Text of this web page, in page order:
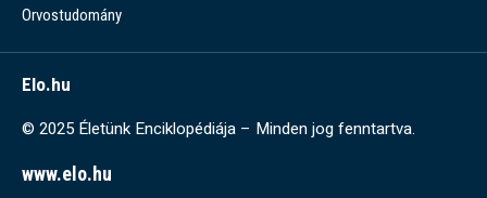
Orvostudomány
Elo.hu
© 2025 Életünk Enciklopédiája – Minden jog fenntartva.
www.elo.hu